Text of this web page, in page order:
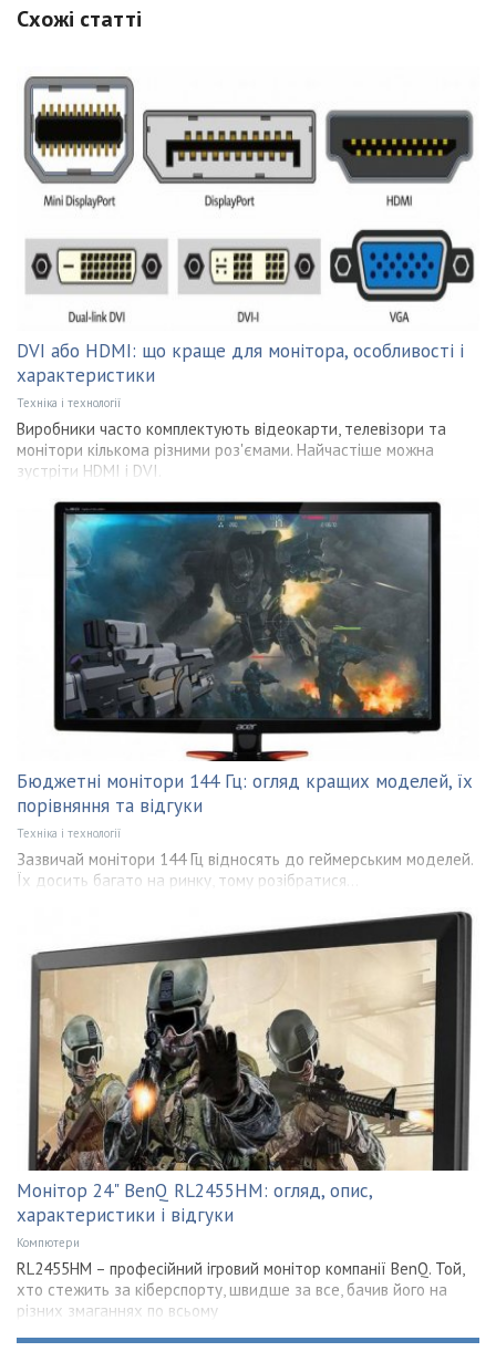
Схожі статті
DVI або HDMI: що краще для монітора, особливості і
характеристики
Техніка і технології
Виробники часто комплектують відеокарти, телевізори та
монітори кількома різними роз'ємами. Найчастіше можна
зустріти HDMI і DVI.
Бюджетні монітори 144 Гц: огляд кращих моделей, їх
порівняння та відгуки
Техніка і технології
Зазвичай монітори 144 Гц відносять до геймерським моделей.
Їх досить багато на ринку, тому розібратися...
Монітор 24" BenQ RL2455HM: огляд, опис,
характеристики і відгуки
Компютери
RL2455HM – професійний ігровий монітор компанії BenQ. Той,
хто стежить за кіберспорту, швидше за все, бачив його на
різних змаганнях по всьому